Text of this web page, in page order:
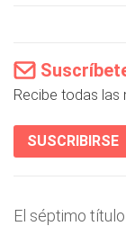
Recibe todas las
SUSCRIBIRSE
El séptimo